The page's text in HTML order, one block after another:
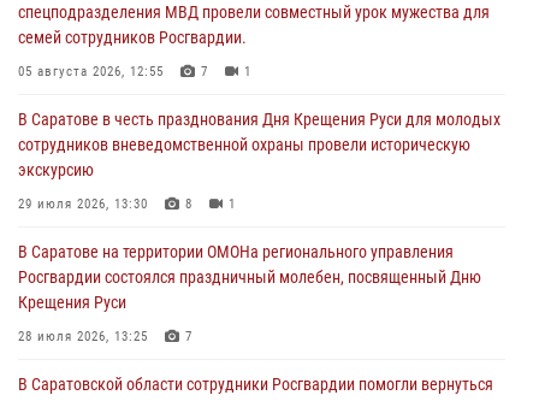
спецподразделения МВД провели совместный урок мужества для
семей сотрудников Росгвардии.
05 августа 2026, 12:55 7 1
В Саратове в честь празднования Дня Крещения Руси для молодых
сотрудников вневедомственной охраны провели историческую
экскурсию
29 июля 2026, 13:30 8 1
В Саратове на территории ОМОНа регионального управления
Росгвардии состоялся праздничный молебен, посвященный Дню
Крещения Руси
28 июля 2026, 13:25 7
В Саратовской области сотрудники Росгвардии помогли вернуться